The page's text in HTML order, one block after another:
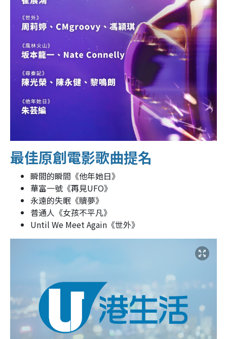
最佳原創電影歌曲提名
瞬間的瞬間《他年她日》
華富一號《再見UFO》
永遠的失眠《贖夢》
普通人《女孩不平凡》
Until We Meet Again《世外》